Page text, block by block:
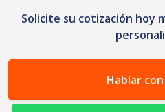
Solicite su cotización hoy
Hablar